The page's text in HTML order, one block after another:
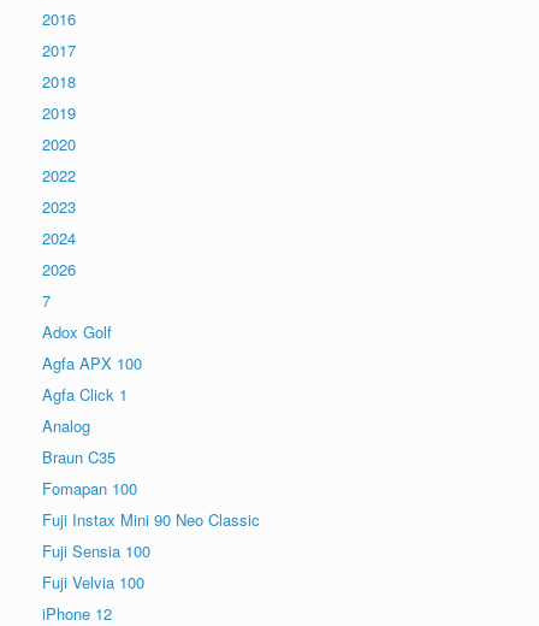
2016
2017
2018
2019
2020
2022
2023
2024
2026
7
Adox Golf
Agfa APX 100
Agfa Click 1
Analog
Braun C35
Fomapan 100
Fuji Instax Mini 90 Neo Classic
Fuji Sensia 100
Fuji Velvia 100
iPhone 12